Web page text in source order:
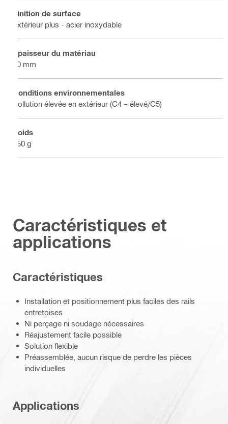
Finition de surface
Extérieur plus - acier inoxydable
Épaisseur du matériau
10 mm
Conditions environnementales
Pollution élevée en extérieur (C4 – élevé/C5)
Poids
250 g
Caractéristiques et
applications
Caractéristiques
Installation et positionnement plus faciles des rails
entretoises
Ni perçage ni soudage nécessaires
Réajustement facile possible
Solution flexible
Préassemblée, aucun risque de perdre les pièces
individuelles
Applications